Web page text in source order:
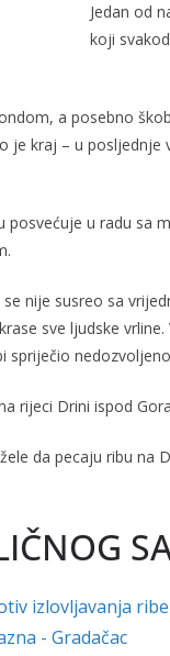
Jedan od
koji
a posebno
je kraj – u
posvećuje u radu
nije susreo sa
sve ljudske
spriječio
rijeci Drini ispod
da pecaju ribu na
izlovljavanja ribe
- Gradačac